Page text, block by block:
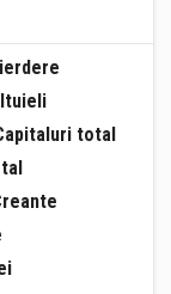
total